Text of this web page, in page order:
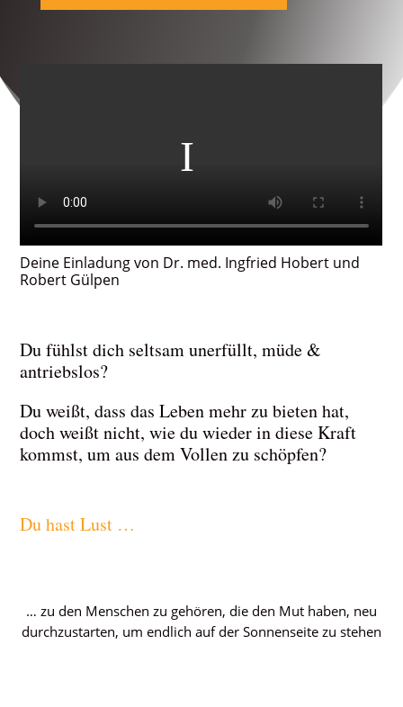
Deine Einladung von Dr. med. Ingfried Hobert und
Robert Gülpen
Du fühlst dich seltsam unerfüllt, müde &
antriebslos?
Du weißt, dass das Leben mehr zu bieten hat,
doch weißt nicht, wie du wieder in diese Kraft
kommst, um aus dem Vollen zu schöpfen?
Du hast Lust …
… zu den Menschen zu gehören, die den Mut haben, neu
durchzustarten, um endlich auf der Sonnenseite zu stehen